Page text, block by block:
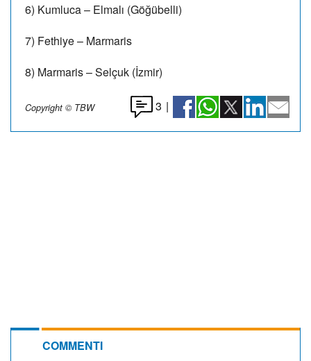
6) Kumluca – Elmalı (Göğübelli)
7) Fethiye – Marmaris
8) Marmaris – Selçuk (İzmir)
Copyright © TBW 3 |
COMMENTI